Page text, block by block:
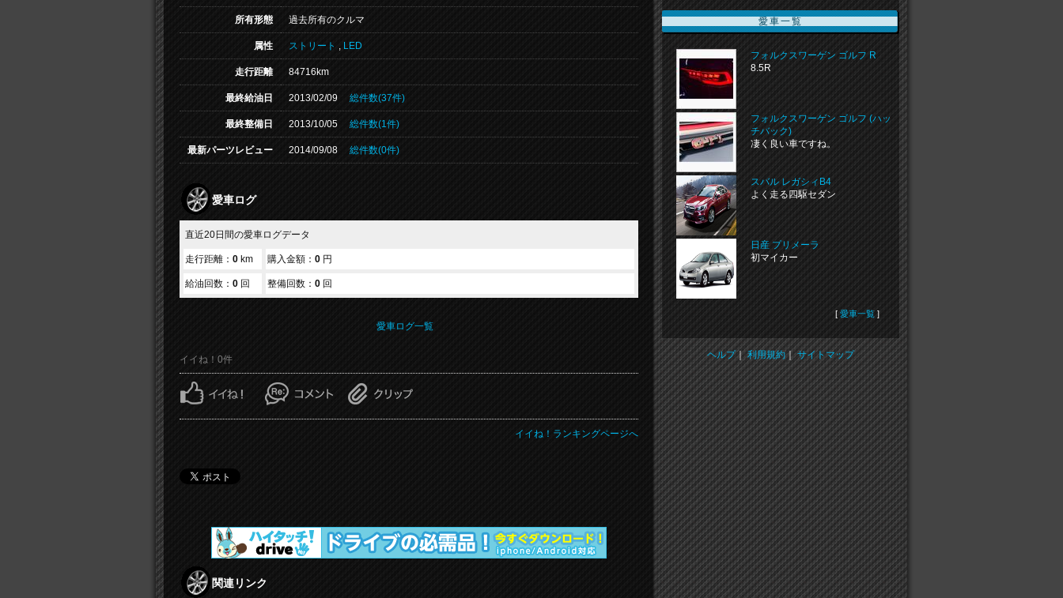
所有形態 過去所有のクルマ
属性 ストリート , LED
走行距離 84716km
最終給油日 2013/02/09 総件数(37件)
最終整備日 2013/10/05 総件数(1件)
最新パーツレビュー 2014/09/08 総件数(0件)
愛車ログ
直近20日間の愛車ログデータ
走行距離： 0 km 購入金額： 0 円
給油回数： 0 回 整備回数： 0 回
愛車ログ一覧
イイね！0件
イイね！ランキングページへ
関連リンク
愛車一覧
フォルクスワーゲン ゴルフ R
8.5R
フォルクスワーゲン ゴルフ (ハッ
チバック)
凄く良い車ですね。
スバル レガシィB4
よく走る四駆セダン
日産 プリメーラ
初マイカー
[愛車一覧 ]
ヘルプ｜利用規約｜サイトマップ